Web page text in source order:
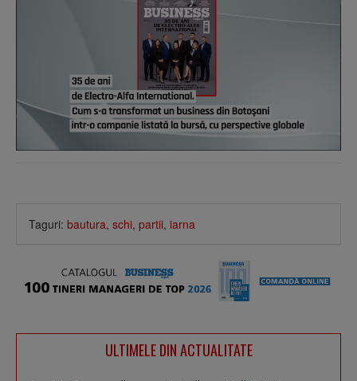
Taguri: bautura, schi, partii, iarna
ULTIMELE DIN ACTUALITATE